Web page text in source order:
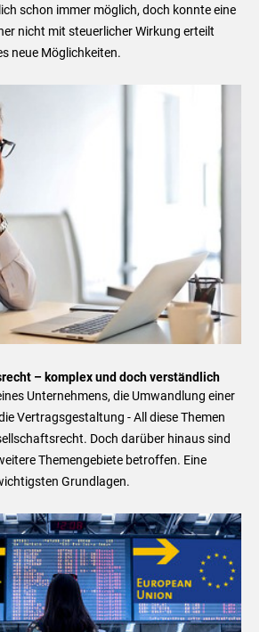
schon immer möglich, doch konnte eine
nicht mit steuerlicher Wirkung erteilt
neue Möglichkeiten.
– komplex und doch verständlich
Unternehmens, die Umwandlung einer
Vertragsgestaltung - All diese Themen
Doch darüber hinaus sind
Themengebiete betroffen. Eine
Grundlagen.